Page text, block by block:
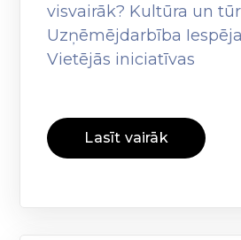
visvairāk? Kultūra un
Uzņēmējdarbība
Vietējās iniciatīvas
Lasīt vairāk